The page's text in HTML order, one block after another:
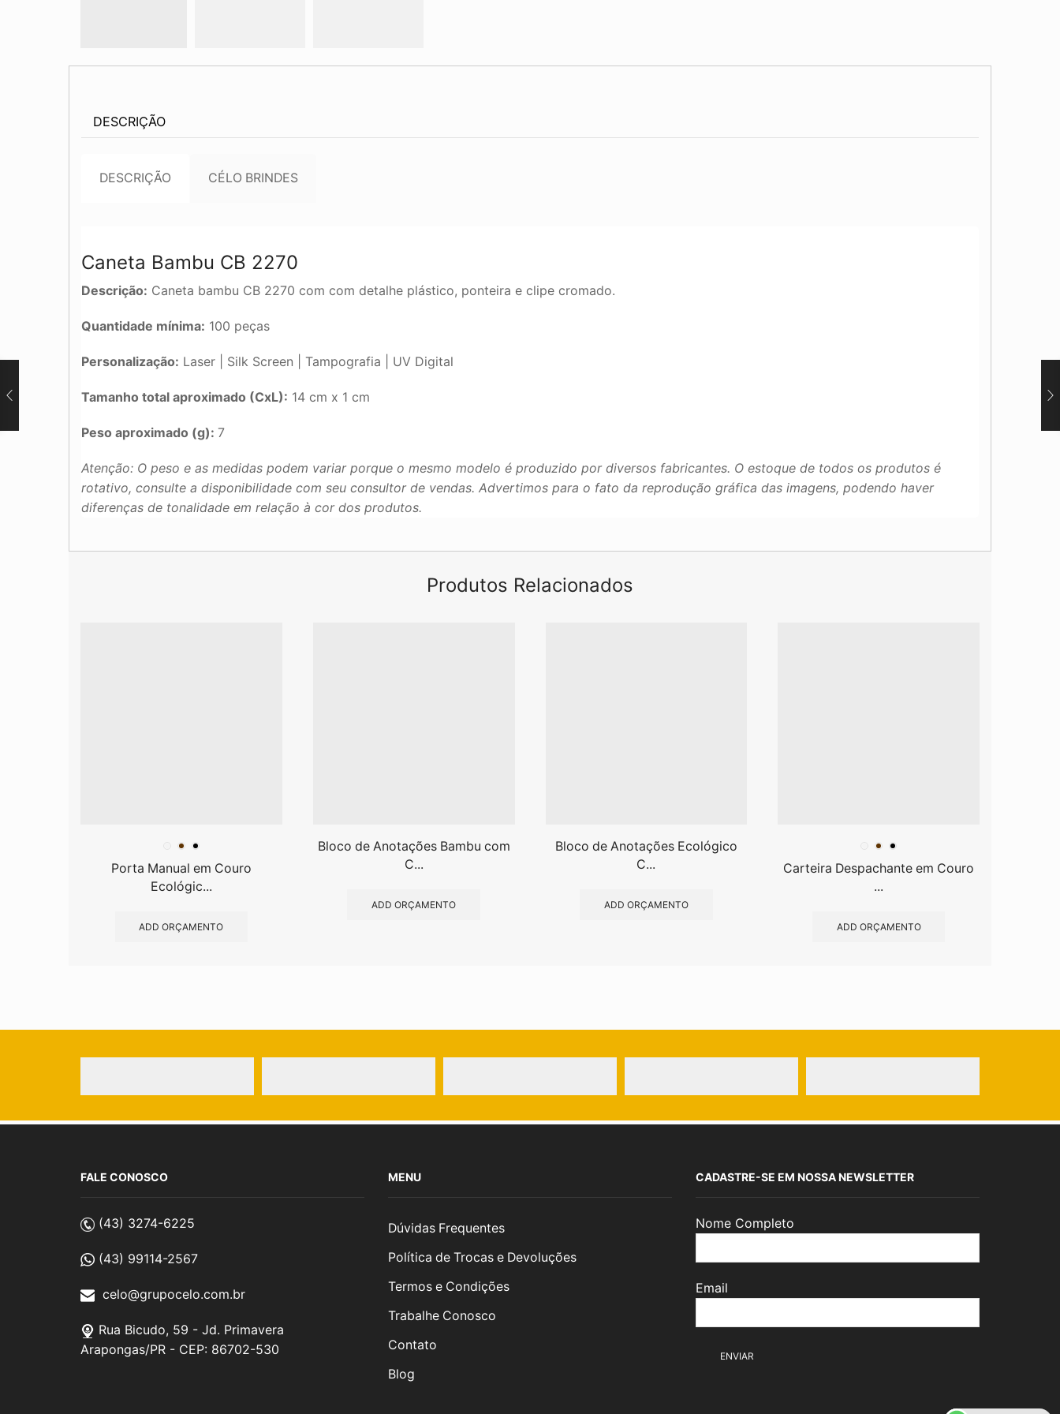
DESCRIÇÃO
DESCRIÇÃO CÉLO BRINDES
Caneta Bambu CB 2270
Descrição: Caneta bambu CB 2270 com com detalhe plástico, ponteira e clipe cromado.
Quantidade mínima: 100 peças
Personalização: Laser | Silk Screen | Tampografia | UV Digital
Tamanho total aproximado (CxL): 14 cm x 1 cm
Peso aproximado (g): 7
Atenção: O peso e as medidas podem variar porque o mesmo modelo é produzido por diversos fabricantes. O estoque de todos os produtos é
rotativo, consulte a disponibilidade com seu consultor de vendas. Advertimos para o fato da reprodução gráfica das imagens, podendo haver
diferenças de tonalidade em relação à cor dos produtos.
Produtos Relacionados
Porta Manual em Couro
Ecológic...
ADD ORÇAMENTO
Bloco de Anotações Bambu com
C...
ADD ORÇAMENTO
Bloco de Anotações Ecológico
C...
ADD ORÇAMENTO
Carteira Despachante em Couro
...
ADD ORÇAMENTO
FALE CONOSCO
(43) 3274-6225
(43) 99114-2567
celo@grupocelo.com.br
Rua Bicudo, 59 - Jd. Primavera
Arapongas/PR - CEP: 86702-530
MENU
Dúvidas Frequentes
Política de Trocas e Devoluções
Termos e Condições
Trabalhe Conosco
Contato
Blog
CADASTRE-SE EM NOSSA NEWSLETTER
Nome Completo
Email